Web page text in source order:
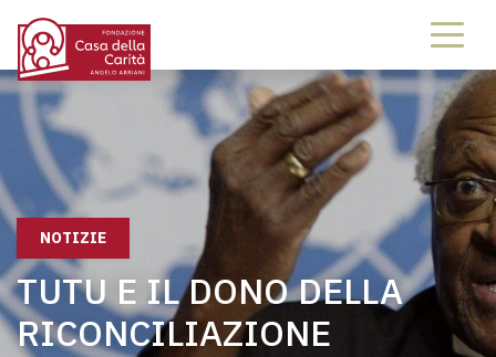
NOTIZIE
TUTU E IL DONO DELLA
RICONCILIAZIONE